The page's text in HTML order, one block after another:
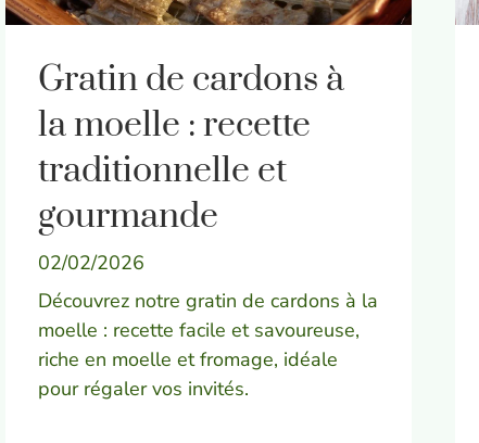
Gratin de cardons à
la moelle : recette
traditionnelle et
gourmande
02/02/2026
Découvrez notre gratin de cardons à la
moelle : recette facile et savoureuse,
riche en moelle et fromage, idéale
pour régaler vos invités.